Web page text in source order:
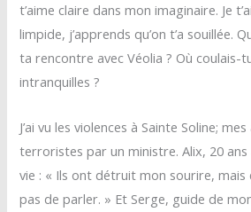
t’aime claire dans mon imaginaire. Je
limpide, j’apprends qu’on t’a souillée.
ta rencontre avec Véolia ? Où coulais-
intranquilles ?
J’ai vu les violences à Sainte Soline;
terroristes par un ministre. Alix, 20 ans
vie : « Ils ont détruit mon sourire, mais
pas de parler. » Et Serge, guide de